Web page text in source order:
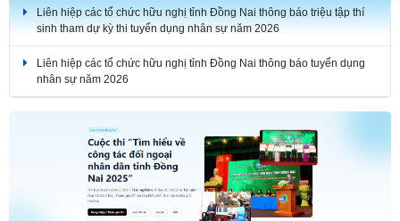
Liên hiệp các tổ chức hữu nghị tỉnh Đồng Nai thông báo triệu tập thí
sinh tham dự kỳ thi tuyển dụng nhân sự năm 2026
Liên hiệp các tổ chức hữu nghị tỉnh Đồng Nai thông báo tuyển dụng
nhân sự năm 2026
THÔNG BÁO KẾT QUẢ KỲ THI TUYỂN DỤNG NHÂN SỰ NĂM 2026